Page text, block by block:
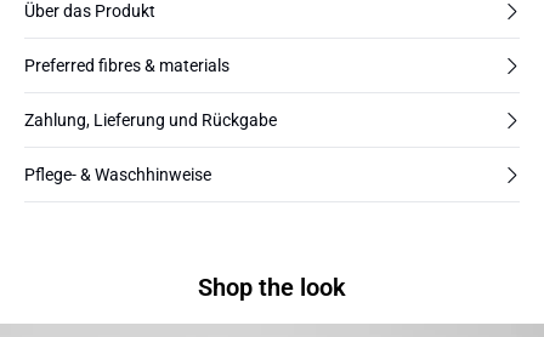
Über das Produkt
Preferred fibres & materials
Zahlung, Lieferung und Rückgabe
Pflege- & Waschhinweise
Shop the look